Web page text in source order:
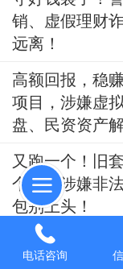
销、虚假理财
远离！
高额回报，稳
项目，涉嫌虚
盘、民资资产
又跑一个！旧
个项目涉嫌非
包别上头！
冒充知名企业
个项目，涉嫌
电话咨询